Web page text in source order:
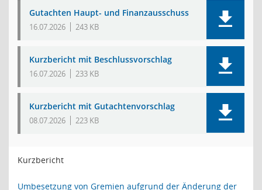
Gutachten Haupt- und Finanzausschuss
16.07.2026 243 KB
Kurzbericht mit Beschlussvorschlag
16.07.2026 233 KB
Kurzbericht mit Gutachtenvorschlag
08.07.2026 223 KB
Kurzbericht
Umbesetzung von Gremien aufgrund der Änderung der